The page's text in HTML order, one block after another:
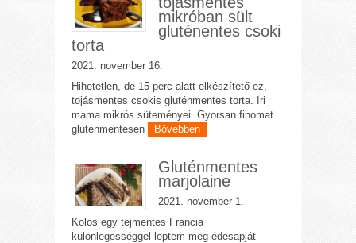
mikróban sült
gluténentes csoki
torta
2021. november 16.
Hihetetlen, de 15 perc alatt elkészítető ez,
tojásmentes csokis gluténmentes torta. Iri
mama mikrós süteményei. Gyorsan finomat
gluténmentesen
Bővebben
Gluténmentes
marjolaine
2021. november 1.
Kolos egy tejmentes Francia
különlegességgel leptem meg édesapját